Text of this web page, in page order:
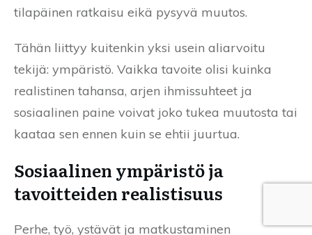
tilapäinen ratkaisu eikä pysyvä muutos.
Tähän liittyy kuitenkin yksi usein aliarvoitu
tekijä: ympäristö. Vaikka tavoite olisi kuinka
realistinen tahansa, arjen ihmissuhteet ja
sosiaalinen paine voivat joko tukea muutosta tai
kaataa sen ennen kuin se ehtii juurtua.
Sosiaalinen ympäristö ja
tavoitteiden realistisuus
Perhe, työ, ystävät ja matkustaminen